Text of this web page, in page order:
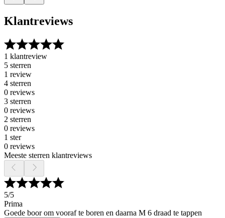
Klantreviews
1 klantreview
5 sterren
1 review
4 sterren
0 reviews
3 sterren
0 reviews
2 sterren
0 reviews
1 ster
0 reviews
Meeste sterren klantreviews
5/5
Prima
Goede boor om vooraf te boren en daarna M 6 draad te tappen